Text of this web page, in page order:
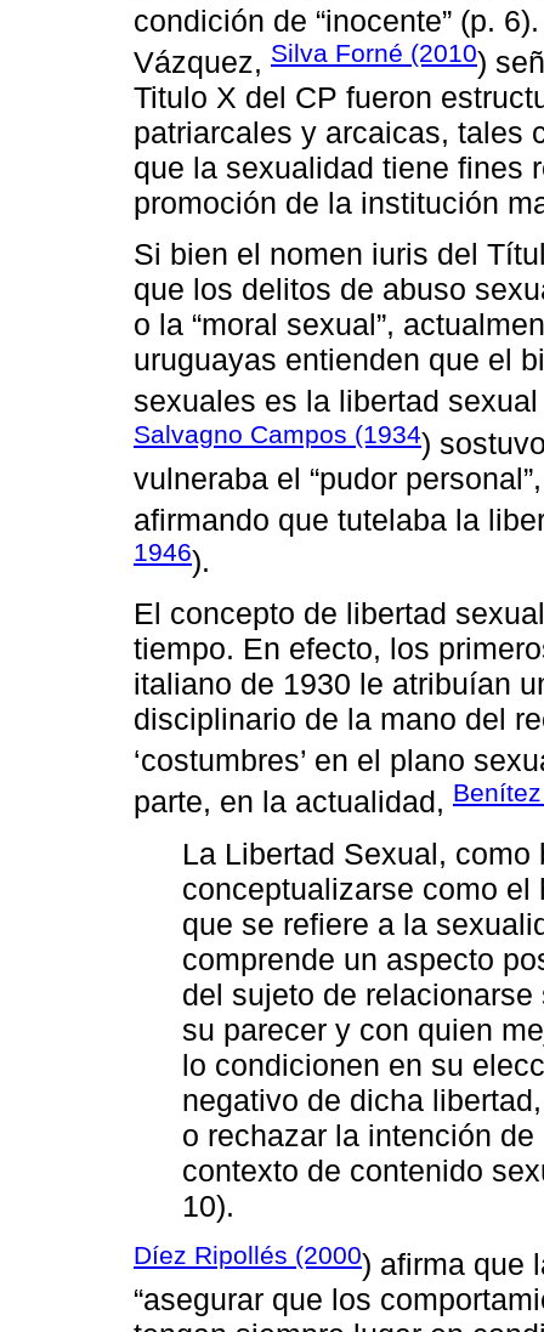
condición de “inocente” (p.
Vázquez, Silva Forné (2010)
Titulo X del CP fueron
patriarcales y arcaicas, tales
que la sexualidad tiene fines
promoción de la institución
Si bien el nomen iuris del
que los delitos de abuso
o la “moral sexual”,
uruguayas entienden que el
sexuales es la libertad sexual
Salvagno Campos (1934)
vulneraba el “pudor
afirmando que tutelaba la
1946).
El concepto de libertad
tiempo. En efecto, los
italiano de 1930 le atribuían
disciplinario de la mano del
‘costumbres’ en el plano
parte, en la actualidad,
La Libertad Sexual,
conceptualizarse como
que se refiere a la
comprende un aspecto
del sujeto de
su parecer y con quien
lo condicionen en su
negativo de dicha
o rechazar la intención
contexto de contenido
10).
Díez Ripollés (2000) afirma que
“asegurar que los